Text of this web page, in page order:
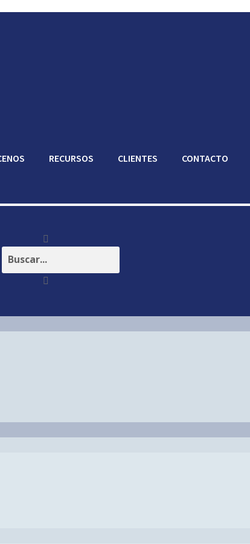
RECURSOS CLIENTES CONTACTO